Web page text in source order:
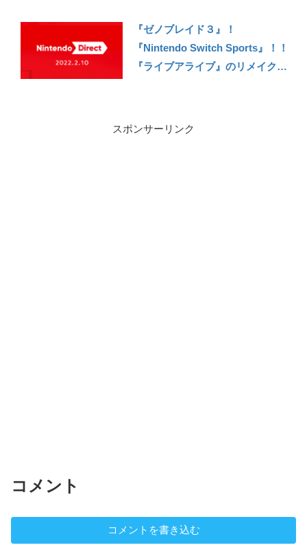
『ゼノブレイド３』！
『Nintendo Switch Sports』！！
『ライブアライブ』のリメイクま
スポンサーリンク
コメント
コメントを書き込む